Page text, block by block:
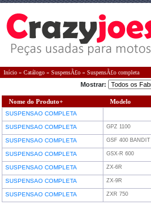
Início » Catálogo » SuspensÃ£o » SuspensÃ£o completa
Mostrar:
Nome do Produto+ Modelo
SUSPENSAO COMPLETA
SUSPENSAO COMPLETA GPZ 1100
SUSPENSAO COMPLETA GSF 400 BANDIT
SUSPENSAO COMPLETA GSX-R 600
SUSPENSAO COMPLETA ZX-6R
SUSPENSAO COMPLETA ZX-9R
SUSPENSAO COMPLETA ZXR 750